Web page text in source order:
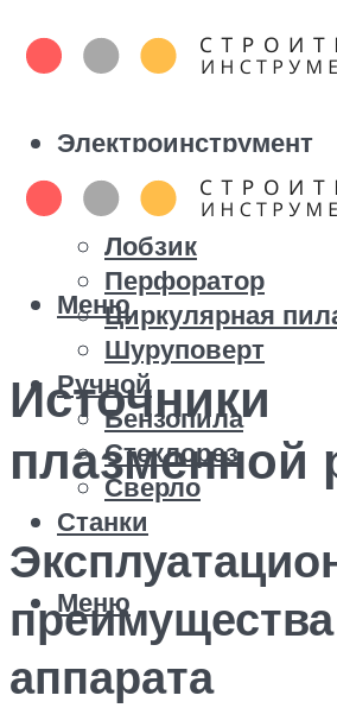
Электроинструмент
Болгарка
Дрель
Лобзик
Перфоратор
Циркулярная
Шуруповерт
Ручной
Бензопила
Стеклорез
Сверло
Станки
Меню
Меню
Источники
плазменной
преимущества
аппарата